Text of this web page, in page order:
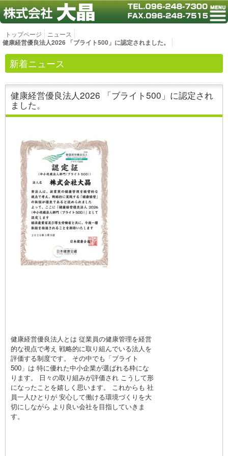
トップページ ニュース
健康経営優良法人2026 「ブライト500」に認定されました。
新着ニュース
健康経営優良法人2026 「ブライト500」に認定され
ました。
健康経営優良法人とは 従業員の健康管理を経営
的な視点で考え 戦略的に取り組んでいる法人を
評価する制度です。 その中でも「ブライト
500」は 特に優れた中小企業が選ばれる枠にな
ります。 日々の取り組みが評価され こうして形
になったことを嬉しく思います。 これからも 社
員一人ひとりが 安心して働ける環境づくりを大
切にしながら より良い会社を目指していきま
す。